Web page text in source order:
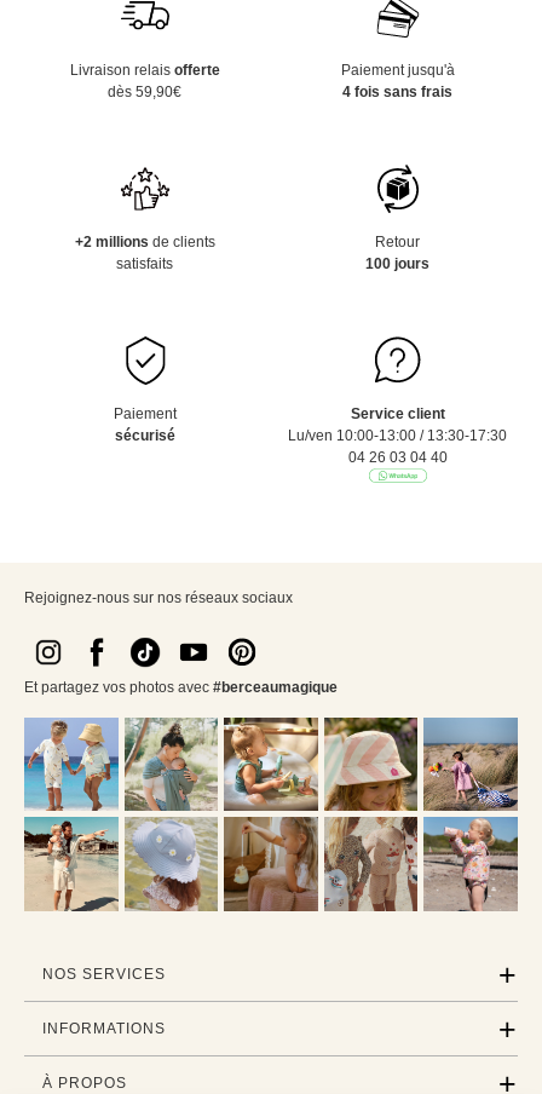
Livraison relais offerte
dès 59,90€
Paiement jusqu'à
4 fois sans frais
+2 millions de clients
satisfaits
Retour
100 jours
Paiement
sécurisé
Service client
Lu/ven 10:00-13:00 / 13:30-17:30
04 26 03 04 40
Rejoignez-nous sur nos réseaux sociaux
Et partagez vos photos avec #berceaumagique
NOS SERVICES
INFORMATIONS
À PROPOS